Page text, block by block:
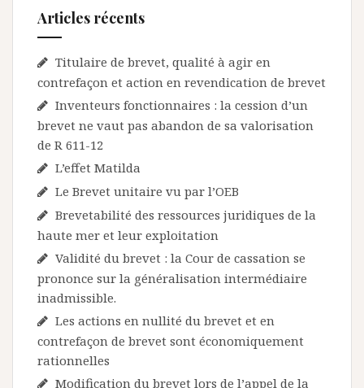
Articles récents
Titulaire de brevet, qualité à agir en
contrefaçon et action en revendication de brevet
Inventeurs fonctionnaires : la cession d’un
brevet ne vaut pas abandon de sa valorisation
de R 611-12
L’effet Matilda
Le Brevet unitaire vu par l’OEB
Brevetabilité des ressources juridiques de la
haute mer et leur exploitation
Validité du brevet : la Cour de cassation se
prononce sur la généralisation intermédiaire
inadmissible.
Les actions en nullité du brevet et en
contrefaçon de brevet sont économiquement
rationnelles
Modification du brevet lors de l’appel de la